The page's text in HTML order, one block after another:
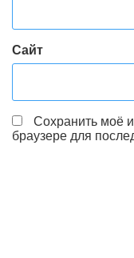
Сайт
Сохранить моё
браузере для